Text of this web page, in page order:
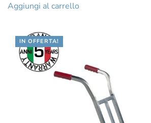
Aggiungi al carrello
IN OFFERTA!